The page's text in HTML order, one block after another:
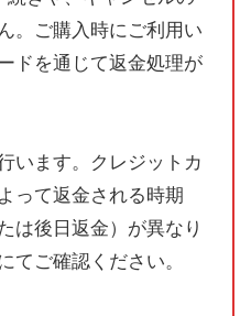
。ご購入時にご利用い
ドを通じて返金処理が
います。クレジットカ
って返金される時期
は後日返金）が異なり
てご確認ください。